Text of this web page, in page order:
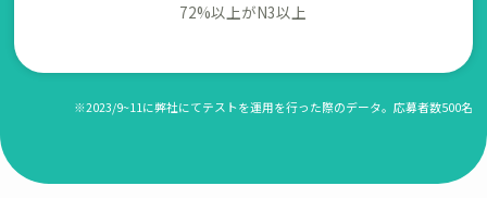
72%以上がN3以上
※2023/9~11に弊社にてテストを運用を行った際のデータ。応募者数500名